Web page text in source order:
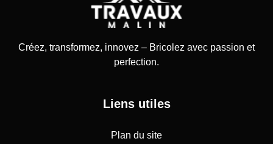
Créez, transformez, innovez – Bricolez avec passion et
perfection.
Liens utiles
Plan du site